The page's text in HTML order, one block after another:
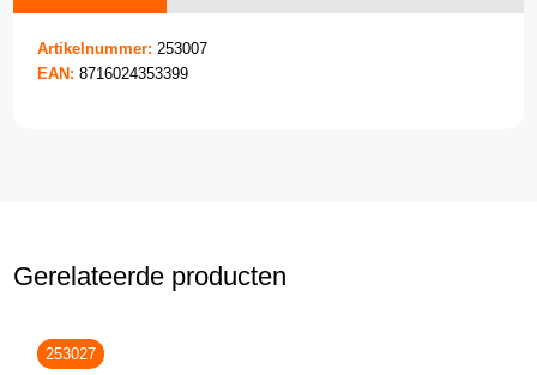
Artikelnummer: 253007
EAN: 8716024353399
Gerelateerde producten
253027